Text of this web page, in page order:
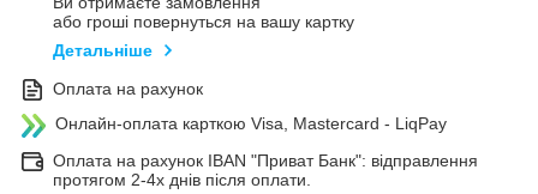
або гроші повернуться на вашу картку
Детальніше
Оплата на рахунок
Онлайн-оплата карткою Visa, Mastercard - LiqPay
Оплата на рахунок IBAN "Приват Банк": відправлення
протягом 2-4х днів після оплати.